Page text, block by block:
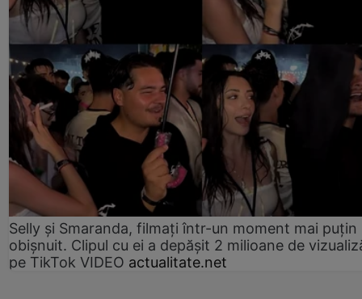
Selly și Smaranda, filmați într-un moment mai puțin
obișnuit. Clipul cu ei a depășit 2 milioane de
pe TikTok VIDEO actualitate.net